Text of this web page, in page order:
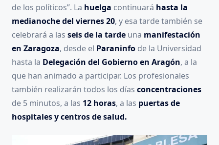
de los políticos”. La huelga continuará hasta la
medianoche del viernes 20, y esa tarde también se
celebrará a las seis de la tarde una manifestación
en Zaragoza, desde el Paraninfo de la Universidad
hasta la Delegación del Gobierno en Aragón, a la
que han animado a participar. Los profesionales
también realizarán todos los días concentraciones
de 5 minutos, a las 12 horas, a las puertas de
hospitales y centros de salud.